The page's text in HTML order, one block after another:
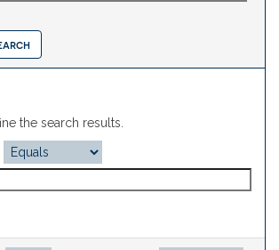
the search results.